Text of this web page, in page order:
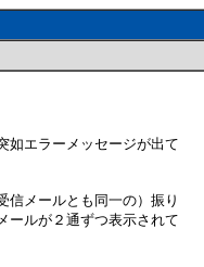
如エラーメッセージが出て
メールとも同一の）振り
ールが２通ずつ表示されて